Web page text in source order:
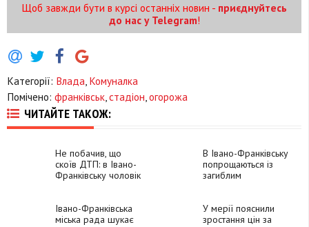
Щоб завжди бути в курсі останніх новин - приєднуйтесь
до нас у Telegram!
Категорії: Влада Комуналка
Помічено: франківськ стадіон огорожа
ЧИТАЙТЕ ТАКОЖ:
Не побачив, що
скоїв ДТП: в Івано-
Франківську чоловік
В Івано-Франківську
попрощаються із
загиблим
Івано-Франківська
міська рада шукає
У мерії пояснили
зростання цін за